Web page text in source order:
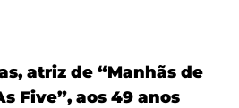
atriz de “Manhãs de
Five”, aos 49 anos